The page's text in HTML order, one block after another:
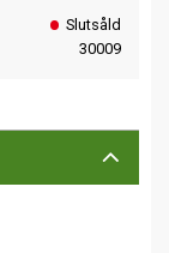
Slutsåld
30009